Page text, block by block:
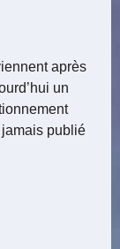
après
un
publié